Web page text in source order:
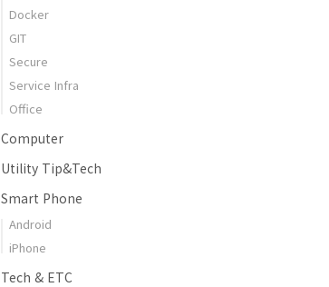
Docker
GIT
Secure
Service Infra
Office
Computer
Utility Tip&Tech
Smart Phone
Android
iPhone
Tech & ETC